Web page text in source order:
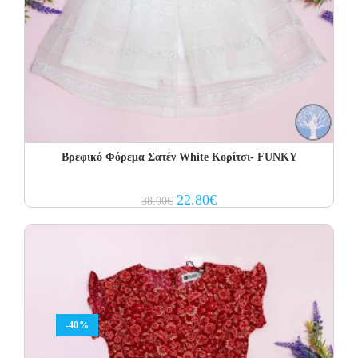
Βρεφικό Φόρεμα Σατέν White Κορίτσι- FUNKY
38.00€ Original
price
22.80€Current
price
-40%